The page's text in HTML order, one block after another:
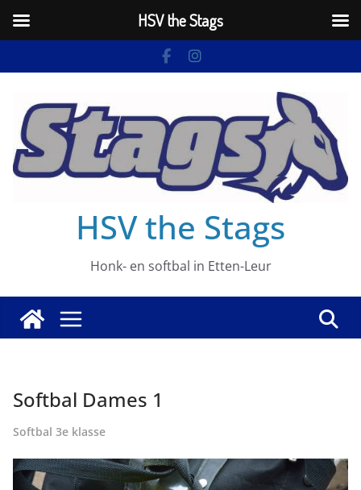
naar
inhoud
HSV the Stags
Honk- en softbal in Etten-Leur
Softbal Dames 1
Softbal 3e klasse
HSV the Stags